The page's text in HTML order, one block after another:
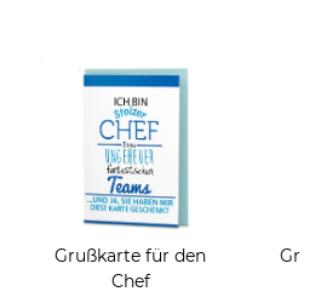
Grußkarte für den
Chef